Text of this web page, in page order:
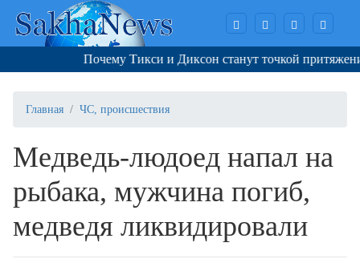
Почему Тикси и Диксон станут точкой притяжения
Главная ЧС, происшествия
Медведь-людоед напал на
рыбака, мужчина погиб,
медведя ликвидировали